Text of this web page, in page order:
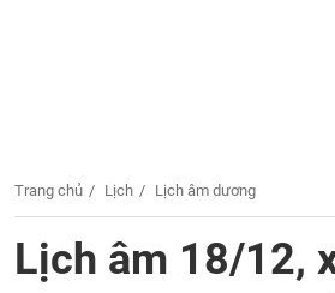
Trang chủ Lịch Lịch âm dương
Lịch âm 18/12,